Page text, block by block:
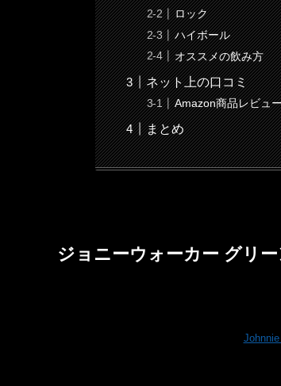
ロック
ハイボール
オススメの飲み方
ネット上の口コミ
Amazon商品レビュ
まとめ
ジョニーウォーカー グリ